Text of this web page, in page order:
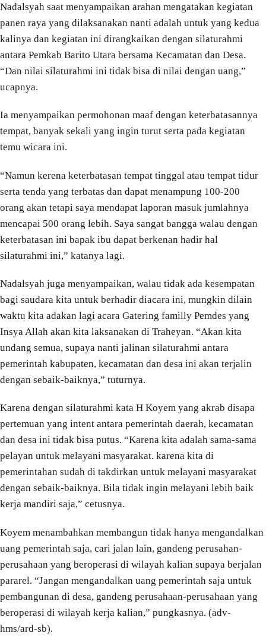
Nadalsyah saat menyampaikan arahan mengatakan kegiatan
panen raya yang dilaksanakan nanti adalah untuk yang kedua
kalinya dan kegiatan ini dirangkaikan dengan silaturahmi
antara Pemkab Barito Utara bersama Kecamatan dan Desa.
“Dan nilai silaturahmi ini tidak bisa di nilai dengan uang,”
ucapnya.
Ia menyampaikan permohonan maaf dengan keterbatasannya
tempat, banyak sekali yang ingin turut serta pada kegiatan
temu wicara ini.
“Namun kerena keterbatasan tempat tinggal atau tempat tidur
serta tenda yang terbatas dan dapat menampung 100-200
orang akan tetapi saya mendapat laporan masuk jumlahnya
mencapai 500 orang lebih. Saya sangat bangga walau dengan
keterbatasan ini bapak ibu dapat berkenan hadir hal
silaturahmi ini,” katanya lagi.
Nadalsyah juga menyampaikan, walau tidak ada kesempatan
bagi saudara kita untuk berhadir diacara ini, mungkin dilain
waktu kita adakan lagi acara Gatering familly Pemdes yang
Insya Allah akan kita laksanakan di Traheyan. “Akan kita
undang semua, supaya nanti jalinan silaturahmi antara
pemerintah kabupaten, kecamatan dan desa ini akan terjalin
dengan sebaik-baiknya,” tuturnya.
Karena dengan silaturahmi kata H Koyem yang akrab disapa
pertemuan yang intent antara pemerintah daerah, kecamatan
dan desa ini tidak bisa putus. “Karena kita adalah sama-sama
pelayan untuk melayani masyarakat. karena kita di
pemerintahan sudah di takdirkan untuk melayani masyarakat
dengan sebaik-baiknya. Bila tidak ingin melayani lebih baik
kerja mandiri saja,” cetusnya.
Koyem menambahkan membangun tidak hanya mengandalkan
uang pemerintah saja, cari jalan lain, gandeng perusahan-
perusahaan yang beroperasi di wilayah kalian supaya berjalan
pararel. “Jangan mengandalkan uang pemerintah saja untuk
pembangunan di desa, gandeng perusahaan-perusahaan yang
beroperasi di wilayah kerja kalian,” pungkasnya. (adv-
hms/ard-sb).